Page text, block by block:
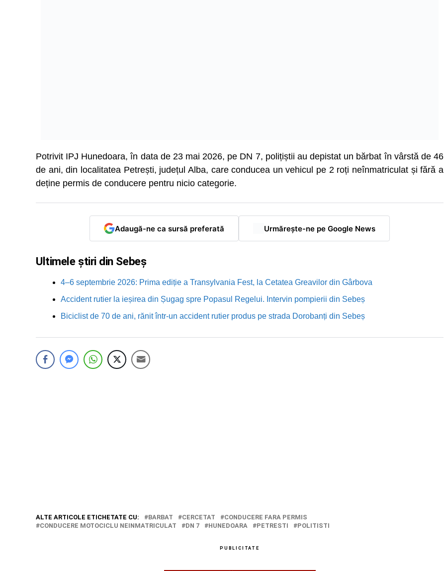
Potrivit IPJ Hunedoara, în data de 23 mai 2026, pe DN 7, polițiștii au depistat un bărbat în vârstă de 46
de ani, din localitatea Petrești, județul Alba, care conducea un vehicul pe 2 roți neînmatriculat și fără a
deține permis de conducere pentru nicio categorie.
Adaugă-ne ca sursă preferată Urmărește-ne pe Google News
Ultimele știri din Sebeș
4–6 septembrie 2026: Prima ediție a Transylvania Fest, la Cetatea Greavilor din Gârbova
Accident rutier la ieșirea din Șugag spre Popasul Regelui. Intervin pompierii din Sebeș
Biciclist de 70 de ani, rănit într-un accident rutier produs pe strada Dorobanți din Sebeș
ALTE ARTICOLE ETICHETATE CU: BARBAT CERCETAT
CONDUCERE FARA PERMIS
CONDUCERE MOTOCICLU NEINMATRICULAT
DN 7 HUNEDOARA PETRESTI POLITISTI
PUBLICITATE